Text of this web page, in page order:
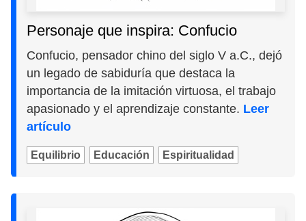
Personaje que inspira: Confucio
Confucio, pensador chino del siglo V a.C., dejó
un legado de sabiduría que destaca la
importancia de la imitación virtuosa, el trabajo
apasionado y el aprendizaje constante. Leer
artículo
Equilibrio Educación Espiritualidad